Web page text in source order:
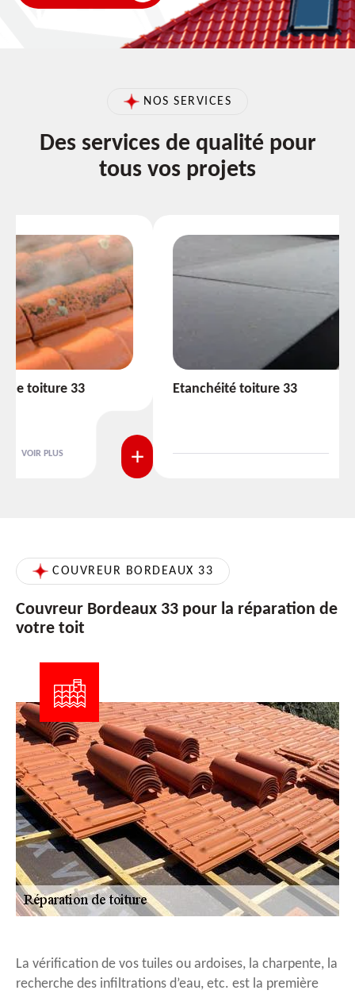
NOS SERVICES
Des services de qualité pour
tous vos projets
Etanchéité toiture 33
VOIR PLUS
COUVREUR BORDEAUX 33
Couvreur Bordeaux 33 pour la réparation de
votre toit
La vérification de vos tuiles ou ardoises, la charpente, la
recherche des infiltrations d’eau, etc. est la première